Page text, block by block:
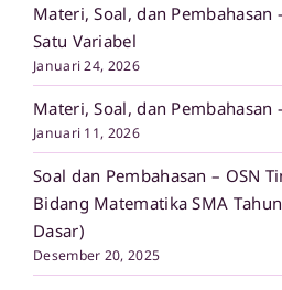
Materi, Soal, dan Pembahasan
Satu Variabel
Januari 24, 2026
Materi, Soal, dan Pembahasan
Januari 11, 2026
Soal dan Pembahasan – OSN
Bidang Matematika SMA
Dasar)
Desember 20, 2025